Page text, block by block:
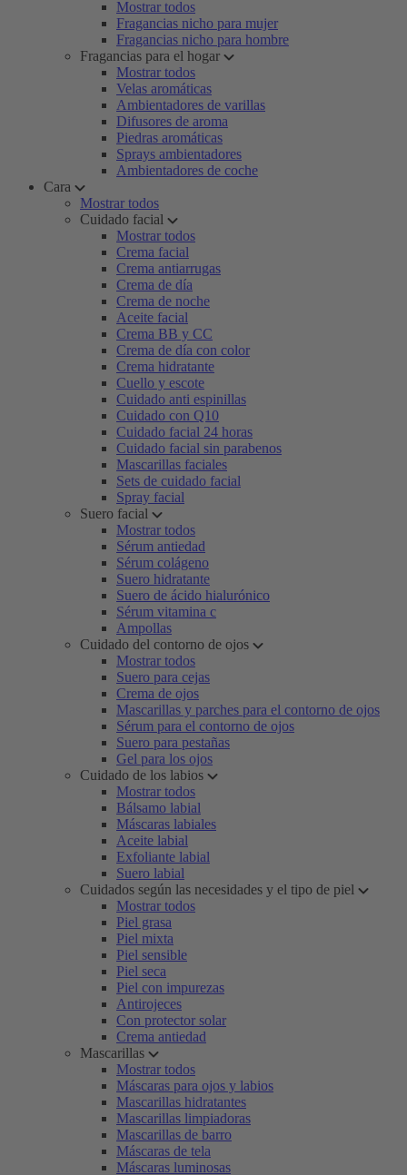
Mostrar todos
Fragancias nicho para mujer
Fragancias nicho para hombre
Fragancias para el hogar
Mostrar todos
Velas aromáticas
Ambientadores de varillas
Difusores de aroma
Piedras aromáticas
Sprays ambientadores
Ambientadores de coche
Cara
Mostrar todos
Cuidado facial
Mostrar todos
Crema facial
Crema antiarrugas
Crema de día
Crema de noche
Aceite facial
Crema BB y CC
Crema de día con color
Crema hidratante
Cuello y escote
Cuidado anti espinillas
Cuidado con Q10
Cuidado facial 24 horas
Cuidado facial sin parabenos
Mascarillas faciales
Sets de cuidado facial
Spray facial
Suero facial
Mostrar todos
Sérum antiedad
Sérum colágeno
Suero hidratante
Suero de ácido hialurónico
Sérum vitamina c
Ampollas
Cuidado del contorno de ojos
Mostrar todos
Suero para cejas
Crema de ojos
Mascarillas y parches para el contorno de ojos
Sérum para el contorno de ojos
Suero para pestañas
Gel para los ojos
Cuidado de los labios
Mostrar todos
Bálsamo labial
Máscaras labiales
Aceite labial
Exfoliante labial
Suero labial
Cuidados según las necesidades y el tipo de piel
Mostrar todos
Piel grasa
Piel mixta
Piel sensible
Piel seca
Piel con impurezas
Antirojeces
Con protector solar
Crema antiedad
Mascarillas
Mostrar todos
Máscaras para ojos y labios
Mascarillas hidratantes
Mascarillas limpiadoras
Mascarillas de barro
Máscaras de tela
Máscaras luminosas